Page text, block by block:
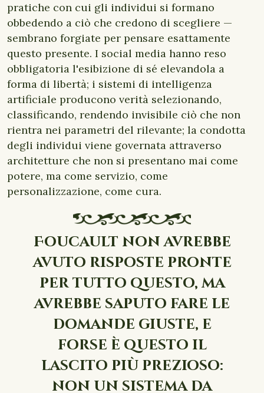
pratiche con cui gli individui si formano
obbedendo a ciò che credono di scegliere —
sembrano forgiate per pensare esattamente
questo presente. I social media hanno reso
obbligatoria l'esibizione di sé elevandola a
forma di libertà; i sistemi di intelligenza
artificiale producono verità selezionando,
classificando, rendendo invisibile ciò che non
rientra nei parametri del rilevante; la condotta
degli individui viene governata attraverso
architetture che non si presentano mai come
potere, ma come servizio, come
personalizzazione, come cura.
Foucault non avrebbe
avuto risposte pronte
per tutto questo, ma
avrebbe saputo fare le
domande giuste, e
forse è questo il
lascito più prezioso:
non un sistema da